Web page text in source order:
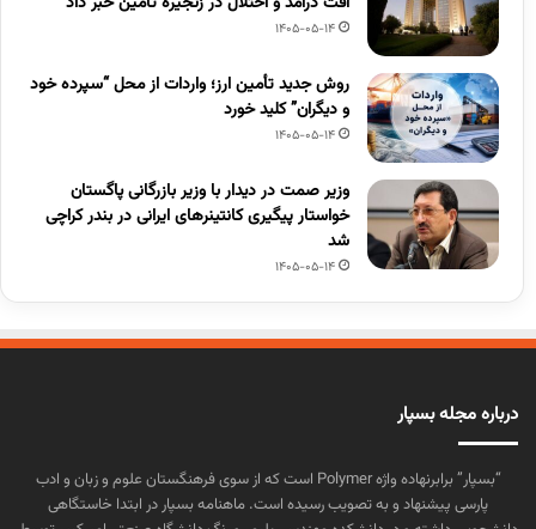
1405-05-14
روش جدید تأمین ارز؛ واردات از محل “سپرده خود
و دیگران” کلید خورد
1405-05-14
وزیر صمت در دیدار با وزیر بازرگانی پاگستان
خواستار پیگیری کانتینرهای ایرانی در بندر کراچی
شد
1405-05-14
درباره مجله بسپار
“بسپار” برابرنهاده واژه Polymer است که از سوی فرهنگستان علوم و زبان و ادب
پارسی پیشنهاد و به تصویب رسیده است. ماهنامه بسپار در ابتدا خاستگاهی